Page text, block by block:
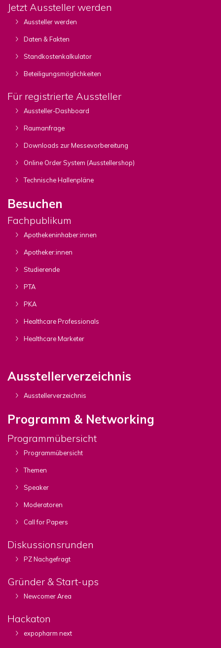
Jetzt Aussteller werden
Aussteller werden
Daten & Fakten
Standkostenkalkulator
Beteiligungsmöglichkeiten
Für registrierte Aussteller
Aussteller-Dashboard
Raumanfrage
Downloads zur Messevorbereitung
Online Order System (Ausstellershop)
Technische Hallenpläne
Besuchen
Fachpublikum
Apothekeninhaber:innen
Apotheker:innen
Studierende
PTA
PKA
Healthcare Professionals
Healthcare Marketer
Ausstellerverzeichnis
Ausstellerverzeichnis
Programm & Networking
Programmübersicht
Programmübersicht
Themen
Speaker
Moderatoren
Call for Papers
Diskussionsrunden
PZ Nachgefragt
Gründer & Start-ups
Newcomer Area
Hackaton
expopharm next